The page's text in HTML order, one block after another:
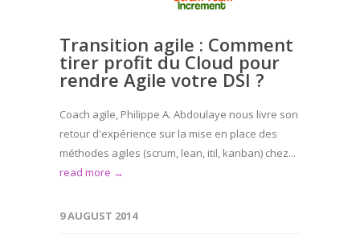
Transition agile : Comment
tirer profit du Cloud pour
rendre Agile votre DSI ?
Coach agile, Philippe A. Abdoulaye nous livre son
retour d'expérience sur la mise en place des
méthodes agiles (scrum, lean, itil, kanban) chez...
read more →
9 AUGUST 2014